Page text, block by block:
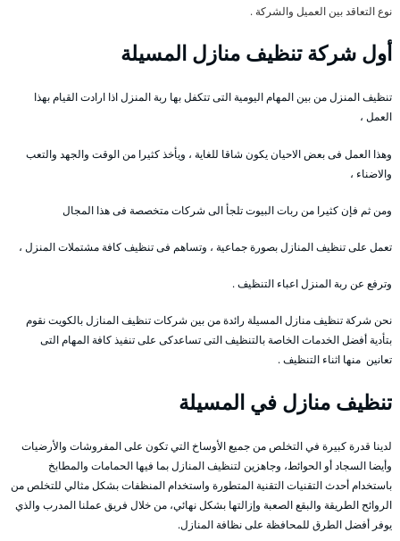
نوع التعاقد بين العميل والشركة .
أول شركة تنظيف منازل المسيلة
تنظيف المنزل من بين المهام اليومية التى تتكفل بها ربة المنزل اذا ارادت القيام بهذا
العمل ،
وهذا العمل فى بعض الاحيان يكون شاقا للغاية ، ويأخذ كثيرا من الوقت والجهد والتعب
والاضناء ،
ومن ثم فإن كثيرا من ربات البيوت تلجأ الى شركات متخصصة فى هذا المجال
تعمل على تنظيف المنازل بصورة جماعية ، وتساهم فى تنظيف كافة مشتملات المنزل ،
وترفع عن ربة المنزل اعباء التنظيف .
نحن شركة تنظيف منازل المسيلة رائدة من بين شركات تنظيف المنازل بالكويت نقوم
بتأدية أفضل الخدمات الخاصة بالتنظيف التى تساعدكى على تنفيذ كافة المهام التى
تعانين منها اثناء التنظيف .
تنظيف منازل في المسيلة
لدينا قدرة كبيرة في التخلص من جميع الأوساخ التي تكون على المفروشات والأرضيات
وأيضا السجاد أو الحوائط، وجاهزين لتنظيف المنازل بما فيها الحمامات والمطابخ
باستخدام أحدث التقنيات التقنية المتطورة واستخدام المنظفات بشكل مثالي للتخلص من
الروائح الطريقة والبقع الصعبة وإزالتها بشكل نهائي، من خلال فريق عملنا المدرب والذي
يوفر أفضل الطرق للمحافظة على نظافة المنازل.